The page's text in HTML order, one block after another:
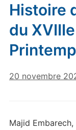
Histoire
du
20 novembre
Majid